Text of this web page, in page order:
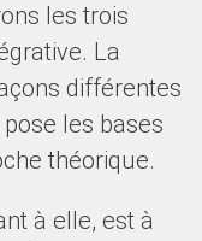
les trois
La
différentes
les bases
théorique.
à elle, est à